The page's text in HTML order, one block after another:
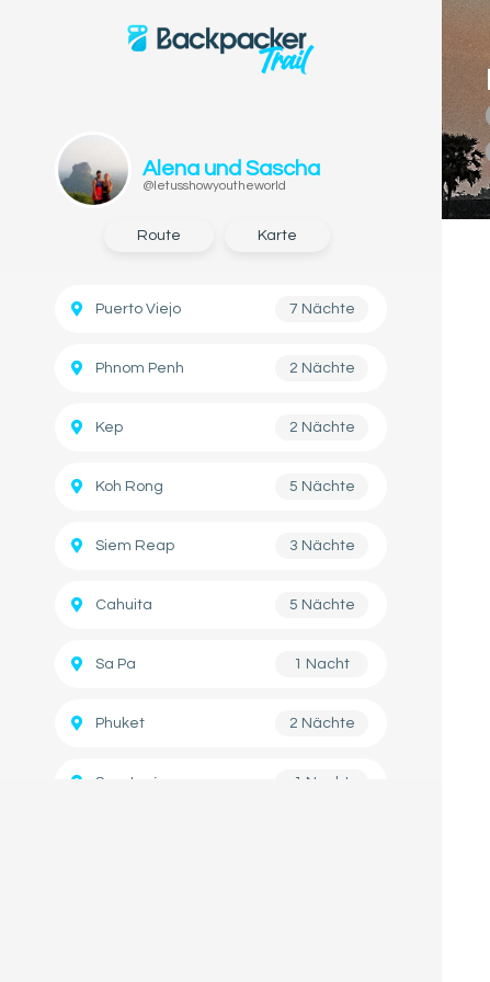
Alena und Sascha
@letusshowyoutheworld
Route Karte
Puerto Viejo 7 Nächte
Phnom Penh 2 Nächte
Kep 2 Nächte
Koh Rong 5 Nächte
Siem Reap 3 Nächte
Cahuita 5 Nächte
Sa Pa 1 Nacht
Phuket 2 Nächte
San José 1 Nacht